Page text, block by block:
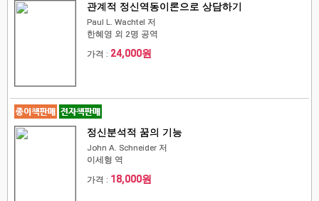
관계적 정신역동이론으로 상담하기
Paul L. Wachtel 저
한혜영 외 2명 공역
가격 : 24,000원
정신분석적 꿈의 기능
John A. Schneider 저
이세형 역
가격 : 18,000원